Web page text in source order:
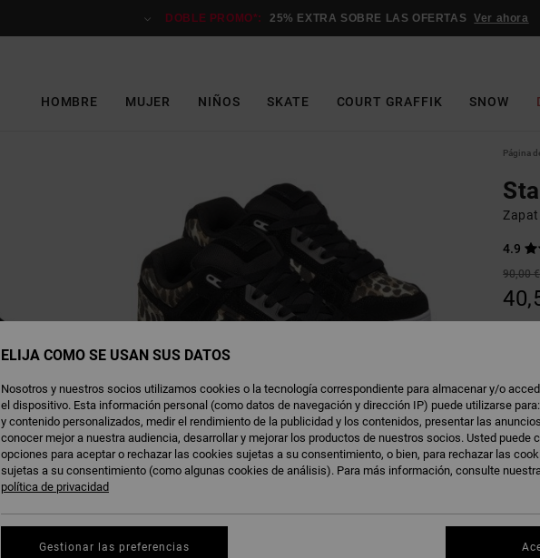
DOBLE PROMO*: 25% EXTRA SOBRE LAS OFERTAS Ver ahora
HOMBRE MUJER NIÑOS SKATE COURT GRAFFIK SNOW
Página
4.9
90,00 €
Color
ELIJA CÓMO SE USAN SUS DATOS
Nosotros y nuestros socios utilizamos cookies o la tecnología correspondiente para almacenar y/o
el dispositivo. Esta información personal (como datos de navegación y dirección IP) puede utilizarse
y contenido personalizados, medir el rendimiento de la publicidad y los contenidos, presentar las
conocer mejor a nuestra audiencia, desarrollar y mejorar los productos de nuestros socios. Usted puede
opciones para aceptar o rechazar las cookies sujetas a su consentimiento, o bien, para rechazar las
sujetas a su consentimiento (como algunas cookies de análisis). Para más información, consulte
política de privacidad
Gestionar las preferencias